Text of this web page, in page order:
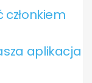
aplikacja